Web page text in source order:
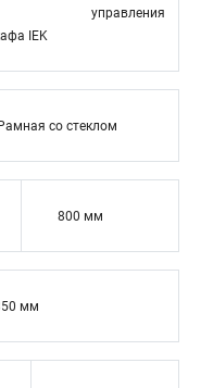
управления
IEK
Рамная со стеклом
800 мм
мм